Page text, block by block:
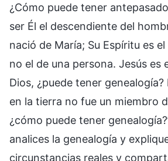
¿Cómo puede tener
ser Él el descendiente del
nació de María; Su Espíritu es
no el de una persona. Jesús es
Dios, ¿puede tener
en la tierra no fue un miembro
¿cómo puede tener
analices la genealogía y
circunstancias reales y